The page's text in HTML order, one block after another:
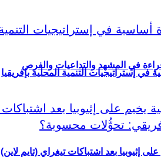
في المشهد والتداعيات والفرص
في إستراتيجيات التنمية المحلية بإفريقيا
إثيوبيا بعد اشتباكات تيغراي (تايم لاين)